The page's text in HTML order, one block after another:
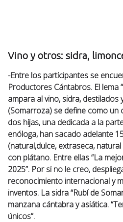
Vino y otros: sidra,
-Entre los participantes se
Productores Cántabros. El lema
ampara al vino, sidra, destilados
(Somarroza) se define como un
dos hijas, una dedicada a la
enóloga, han sacado adelante
(natural,dulce, extraseca,
con plátano. Entre ellas “La
2025”. Por si no le creo,
reconocimiento internacional y
inventos. La sidra “Rubí de
manzana cántabra y asiática.
únicos”.